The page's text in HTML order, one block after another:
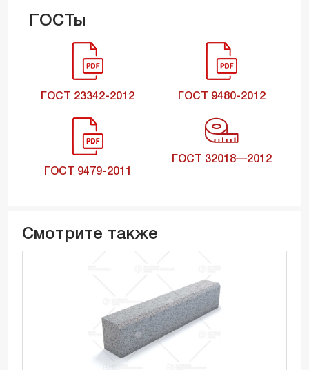
ГОСТы
ГОСТ 23342-2012 ГОСТ 9480-2012
ГОСТ 9479-2011
ГОСТ 32018—2012
Смотрите также